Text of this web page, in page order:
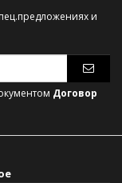
и
Договор